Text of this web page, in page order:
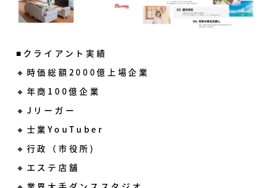
■クライアント実績
🔸時価総額2000億上場企業
🔸年商100億企業
🔸Jリーガー
🔸士業YouTuber
🔸行政（市役所)
🔸エステ店舗